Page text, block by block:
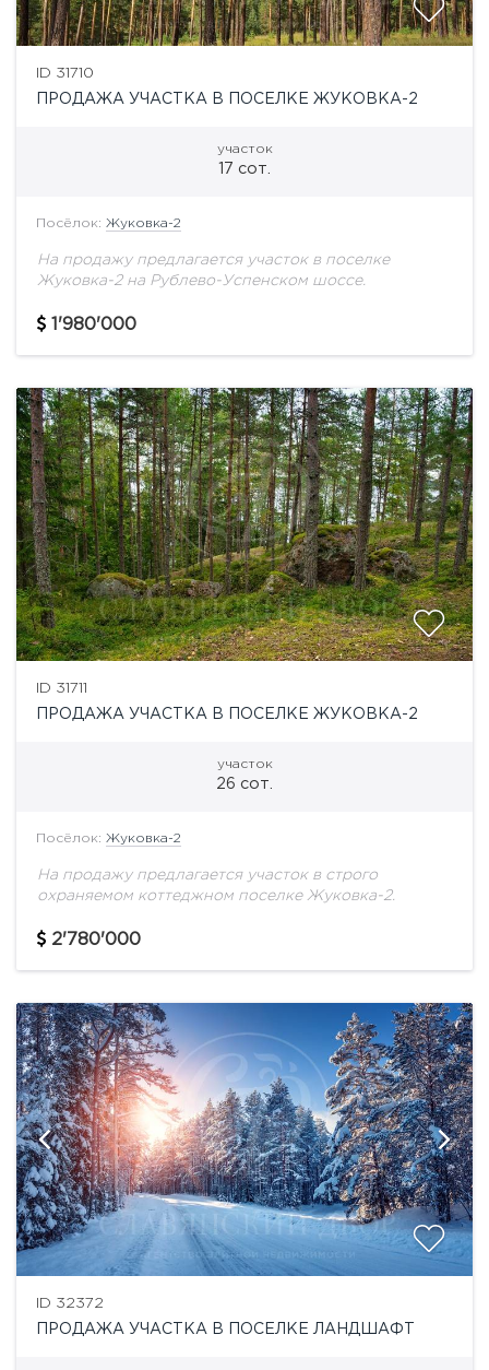
ID 31710
ПРОДАЖА УЧАСТКА В ПОСЕЛКЕ ЖУКОВКА-2
участок
17 сот.
Посёлок: Жуковка-2
На продажу предлагается участок в поселке
Жуковка-2 на Рублево-Успенском шоссе.
1'980'000
ID 31711
ПРОДАЖА УЧАСТКА В ПОСЕЛКЕ ЖУКОВКА-2
участок
26 сот.
Посёлок: Жуковка-2
На продажу предлагается участок в строго
охраняемом коттеджном поселке Жуковка-2.
2'780'000
ID 32372
ПРОДАЖА УЧАСТКА В ПОСЕЛКЕ ЛАНДШАФТ